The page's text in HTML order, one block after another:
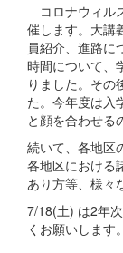
コロナウィル
催します。大講
員紹介、進路に
時間について、
りました。その
た。今年度は入
と顔を合わせる
続いて、各地区
各地区における
あり方等、様々
7/18(土) は2年
くお願いします。